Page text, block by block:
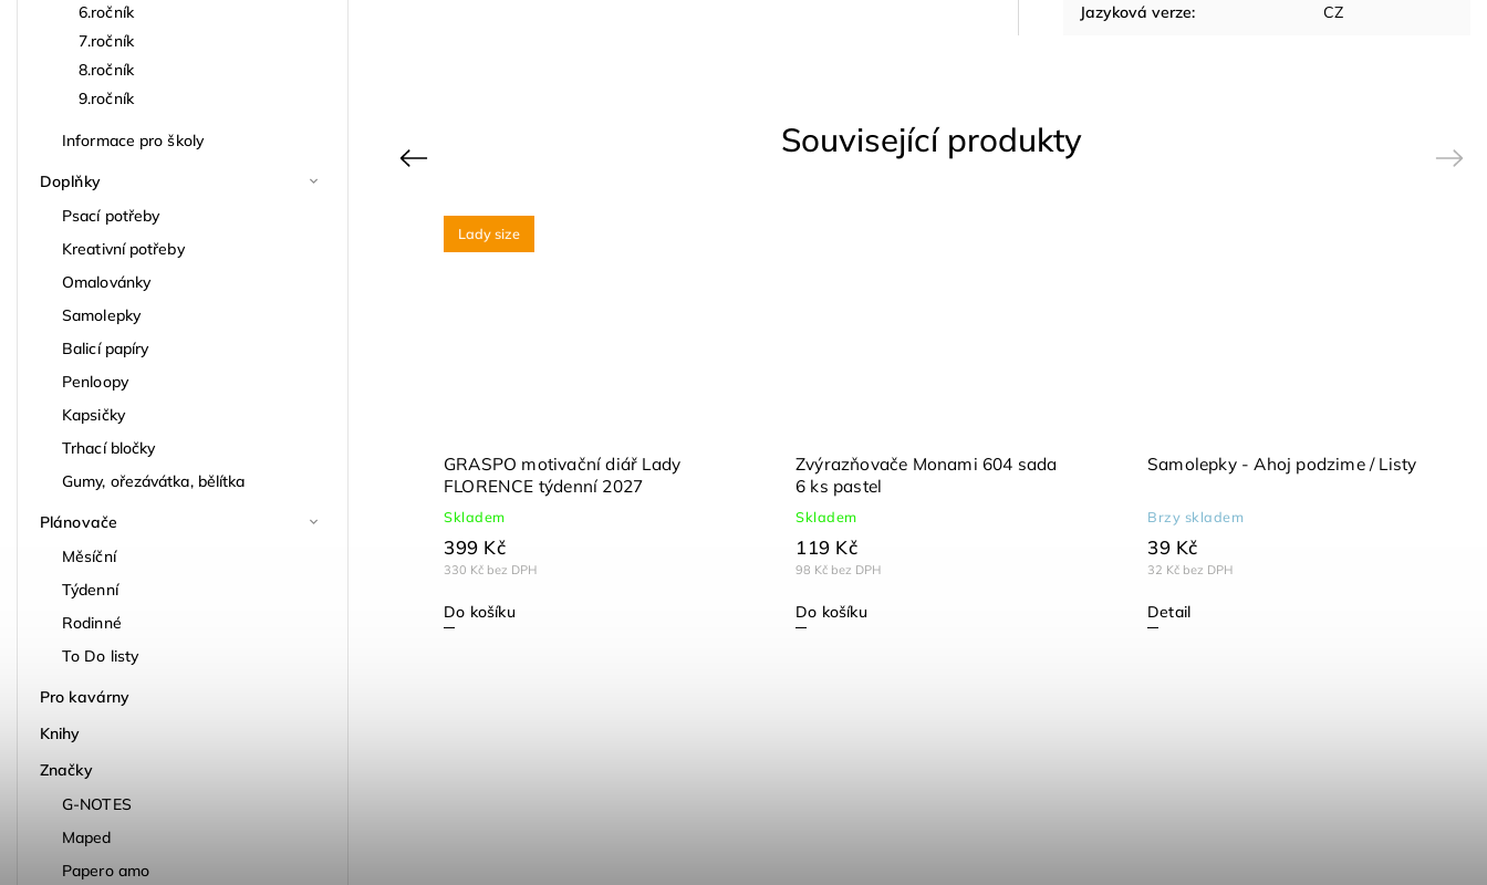
6.ročník
7.ročník
8.ročník
9.ročník
Informace pro školy
Doplňky
Psací potřeby
Kreativní potřeby
Omalovánky
Samolepky
Balicí papíry
Penloopy
Kapsičky
Trhací bločky
Gumy, ořezávátka, bělítka
Plánovače
Měsíční
Týdenní
Rodinné
To Do listy
Pro kavárny
Knihy
Značky
G-NOTES
Maped
Papero amo
Jazyková verze: CZ
Související produkty
Previous
G-Notes zápisník Penny, linka
Skladem
159 Kč
Do košíku
Lady size
GRASPO motivační diář Lady
FLORENCE týdenní 2027
Skladem
330 Kč bez DPH
399 Kč
Do košíku
Zvýrazňovače Monami 604 sada
6 ks pastel
Skladem
98 Kč bez DPH
119 Kč
Do košíku
Samolepky - Ahoj podzime / Listy
Brzy skladem
32 Kč bez DPH
39 Kč
Detail
Next